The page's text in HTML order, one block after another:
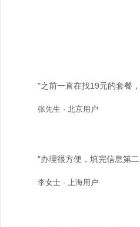
"之前一直在找19元的套餐
张先生 · 北京用户
"办理很方便，填完信息第
李女士 · 上海用户